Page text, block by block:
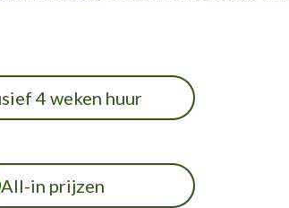
4 weken huur
All-in prijzen